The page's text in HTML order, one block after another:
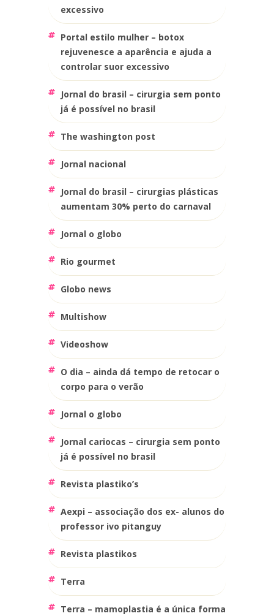
excessivo
portal estilo mulher – botox
rejuvenesce a aparência e ajuda a
controlar suor excessivo
jornal do brasil – cirurgia sem ponto
já é possível no brasil
the washington post
jornal nacional
jornal do brasil – cirurgias plásticas
aumentam 30% perto do carnaval
jornal o globo
rio gourmet
globo news
multishow
videoshow
o dia – ainda dá tempo de retocar o
corpo para o verão
jornal o globo
jornal cariocas – cirurgia sem ponto
já é possível no brasil
revista plastiko’s
aexpi – associação dos ex- alunos do
professor ivo pitanguy
revista plastikos
terra
terra – mamoplastia é a única forma